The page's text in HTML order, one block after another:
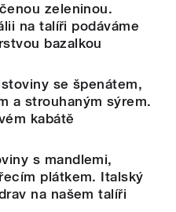
zeleninou.
na talíři podáváme
bazalkou
se špenátem,
a strouhaným sýrem.
kabátě
s mandlemi,
plátkem. Italský
na našem talíři